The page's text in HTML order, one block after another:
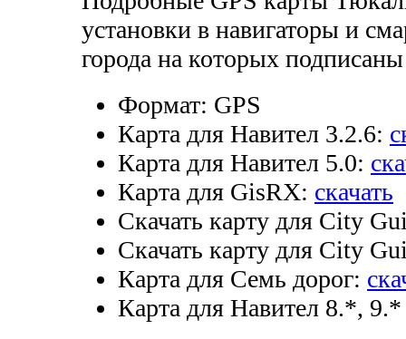
установки в навигаторы и
города на которых
Формат: GPS
Карта для Навител 3.2.6:
Карта для Навител 5.0:
Карта для GisRX: скачать
Скачать карту для City
Скачать карту для City
Карта для Семь дорог:
Карта для Навител 8.*,